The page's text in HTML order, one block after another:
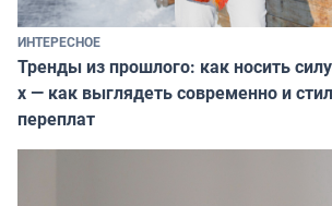
ИНТЕРЕСНОЕ
Тренды из прошлого: как носить
х — как выглядеть современно и
переплат